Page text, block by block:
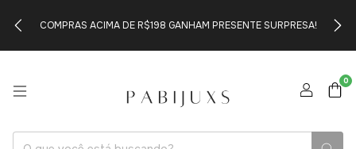
COMPRAS ACIMA DE R$198 GANHAM PRESENTE SURPRESA!
0